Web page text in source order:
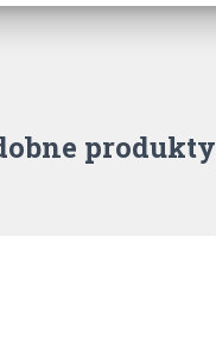
produkty